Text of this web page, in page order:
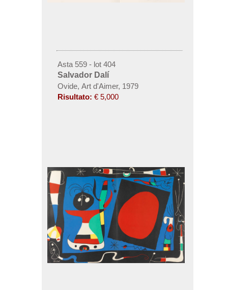
Asta 559 - lot 404
Salvador Dalí
Ovide, Art d'Aimer, 1979
Risultato: € 5,000